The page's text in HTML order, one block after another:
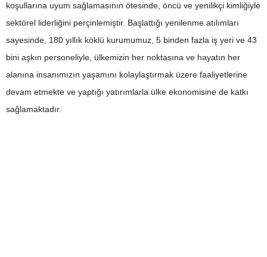
koşullarına uyum sağlamasının ötesinde, öncü ve yenilikçi kimliğiyle
sektörel liderliğini perçinlemiştir. Başlattığı yenilenme atılımları
sayesinde, 180 yıllık köklü kurumumuz, 5 binden fazla iş yeri ve 43
bini aşkın personeliyle, ülkemizin her noktasına ve hayatın her
alanına insanımızın yaşamını kolaylaştırmak üzere faaliyetlerine
devam etmekte ve yaptığı yatırımlarla ülke ekonomisine de katkı
sağlamaktadır.